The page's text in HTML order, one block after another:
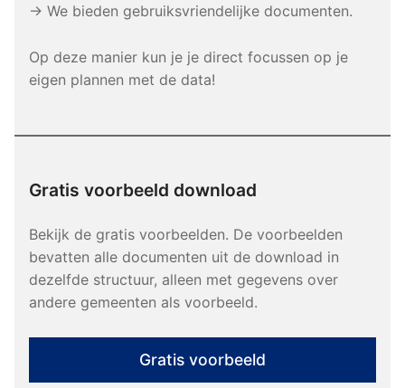
→ We bieden gebruiksvriendelijke documenten.
Op deze manier kun je je direct focussen op je
eigen plannen met de data!
Gratis voorbeeld download
Bekijk de gratis voorbeelden. De voorbeelden
bevatten alle documenten uit de download in
dezelfde structuur, alleen met gegevens over
andere gemeenten als voorbeeld.
Gratis voorbeeld